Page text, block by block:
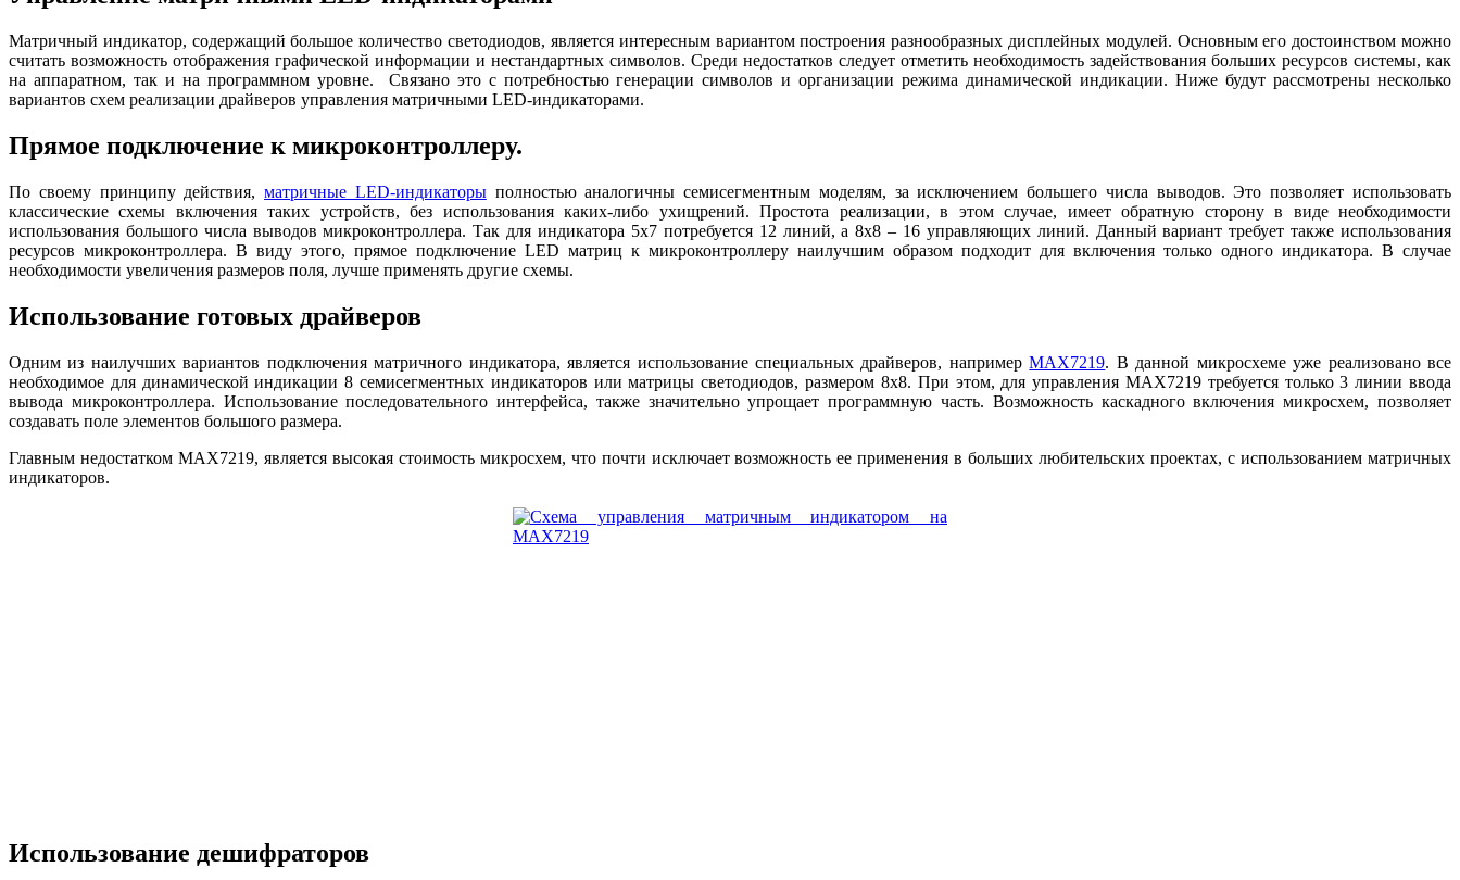
Матричный индикатор, содержащий большое количество светодиодов, является интересным вариантом построения разнообразных дисплейных модулей. Основным его достоинством можно
считать возможность отображения графической информации и нестандартных символов. Среди недостатков следует отметить необходимость задействования больших ресурсов системы, как
на аппаратном, так и на программном уровне. Связано это с потребностью генерации символов и организации режима динамической индикации. Ниже будут рассмотрены несколько
вариантов схем реализации драйверов управления матричными LED-индикаторами.
Прямое подключение к микроконтроллеру.
По своему принципу действия,матричные LED-индикаторыполностью аналогичны семисегментным моделям, за исключением большего числа выводов. Это позволяет использовать
классические схемы включения таких устройств, без использования каких-либо ухищрений. Простота реализации, в этом случае, имеет обратную сторону в виде необходимости
использования большого числа выводов микроконтроллера. Так для индикатора 5х7 потребуется 12 линий, а 8х8 – 16 управляющих линий. Данный вариант требует также использования
ресурсов микроконтроллера. В виду этого, прямое подключение LED матриц к микроконтроллеру наилучшим образом подходит для включения только одного индикатора. В случае
необходимости увеличения размеров поля, лучше применять другие схемы.
Использование готовых драйверов
Одним из наилучших вариантов подключения матричного индикатора, является использование специальных драйверов, напримерMAX7219. В данной микросхеме уже реализовано все
необходимое для динамической индикации 8 семисегментных индикаторов или матрицы светодиодов, размером 8х8. При этом, для управления MAX7219 требуется только 3 линии ввода
вывода микроконтроллера. Использование последовательного интерфейса, также значительно упрощает программную часть. Возможность каскадного включения микросхем, позволяет
создавать поле элементов большого размера.
Главным недостатком MAX7219, является высокая стоимость микросхем, что почти исключает возможность ее применения в больших любительских проектах, с использованием матричных
индикаторов.
Использование дешифраторов